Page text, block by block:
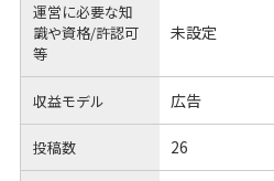
運営に必要な知
識や資格/許認可
等
未設定
収益モデル 広告
投稿数 26